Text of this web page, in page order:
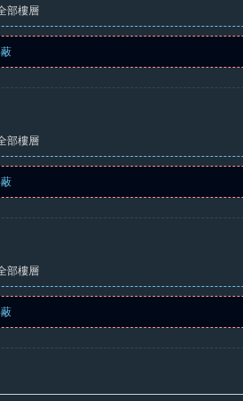
部樓層
部樓層
部樓層